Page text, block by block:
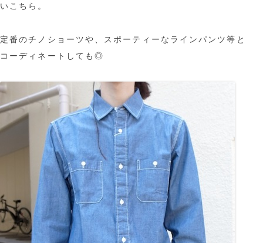
いこちら。
定番のチノショーツや、スポーティーなラインパンツ等と
コーディネートしても◎